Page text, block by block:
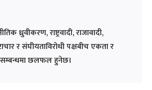
ध्रुवीकरण, राष्ट्रवादी, राजावादी,
र संघीयताविरोधी पक्षबीच एकता र
सम्बन्धमा छलफल हुनेछ।